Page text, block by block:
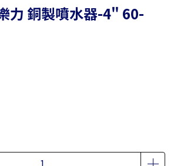
力 銅製噴水器-4" 60-